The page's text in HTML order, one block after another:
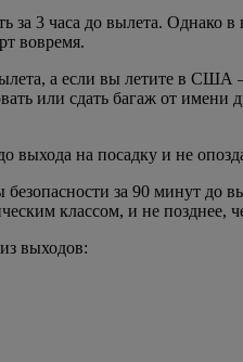
3 часа до вылета. Однако
вовремя.
а если вы летите в
или сдать багаж от имени
выхода на посадку и не
за 90 минут до
классом, и не позднее,
выходов: